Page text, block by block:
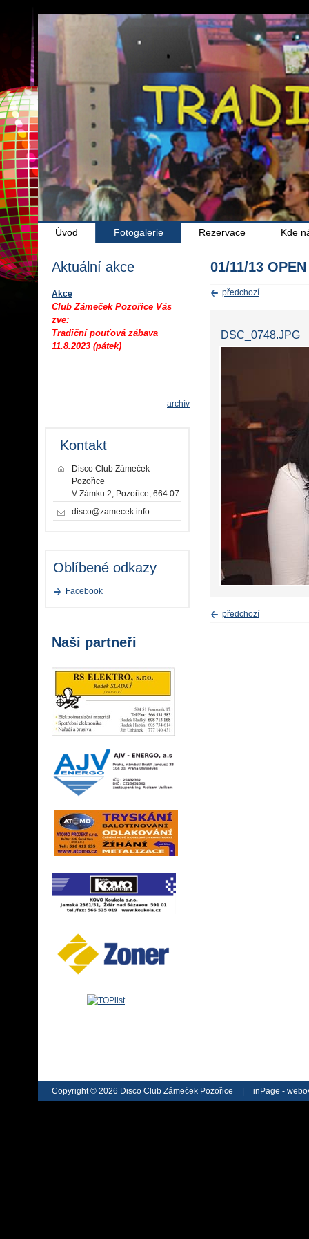
Úvod Fotogalerie Rezervace Kde
01/11/13 OPEN
předchozí
DSC_0748.JPG
předchozí
Aktuální akce
Akce
Club Zámeček Pozořice Vás
zve:
Tradiční pouťová zábava
11.8.2023 (pátek)
archív
Kontakt
Disco Club Zámeček
Pozořice
V Zámku 2, Pozořice, 664 07
disco@zamecek.info
Oblíbené odkazy
Facebook
Naši partneři
Copyright © 2026 Disco Club Zámeček Pozořice | inPage -